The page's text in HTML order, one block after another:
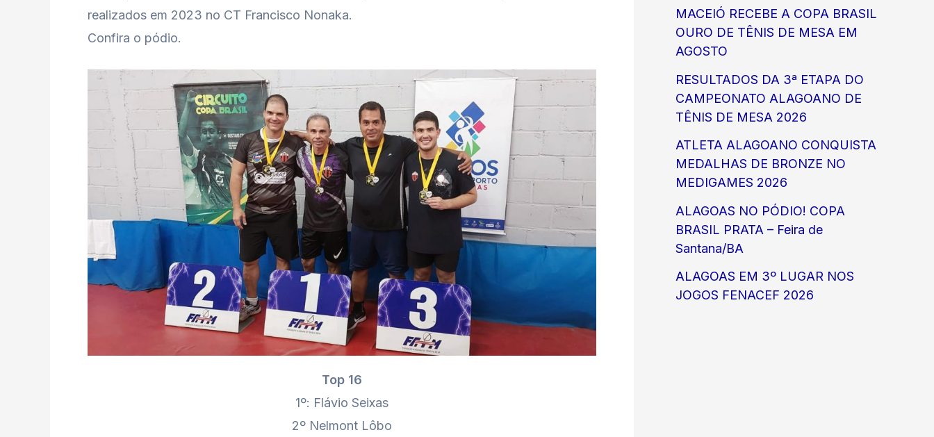
realizados em 2023 no CT Francisco Nonaka.
Confira o pódio.
Top 16
1º: Flávio Seixas
2º Nelmont Lôbo
MACEIÓ RECEBE A COPA BRASIL
OURO DE TÊNIS DE MESA EM
AGOSTO
RESULTADOS DA 3ª ETAPA DO
CAMPEONATO ALAGOANO DE
TÊNIS DE MESA 2026
ATLETA ALAGOANO CONQUISTA
MEDALHAS DE BRONZE NO
MEDIGAMES 2026
ALAGOAS NO PÓDIO! COPA
BRASIL PRATA – Feira de
Santana/BA
ALAGOAS EM 3º LUGAR NOS
JOGOS FENACEF 2026